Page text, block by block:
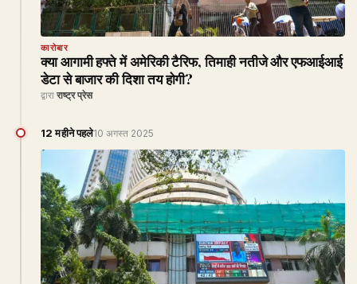
कारोबार
क्या आगामी हफ्ते में अमेरिकी टैरिफ, तिमाही नतीजे और एफआईआई
डेटा से बाजार की दिशा तय होगी?
द्वारा राष्ट्र प्रेस
12 महीने पहले10 अगस्त 2025